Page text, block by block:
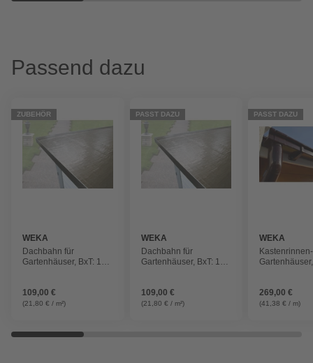
Passend dazu
ZUBEHÖR
WEKA
Dachbahn für
Gartenhäuser, BxT: 100
109,00 €
(21,80 € / m²)
PASST DAZU
WEKA
Dachbahn für
Gartenhäuser, BxT: 100
109,00 €
(21,80 € / m²)
PASST DAZU
WEKA
Gartenhäuser,
269,00 €
(41,38 € / m)